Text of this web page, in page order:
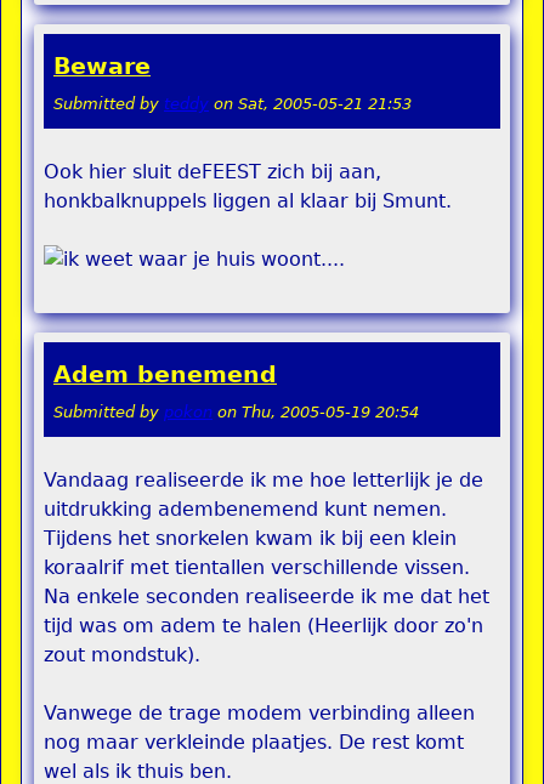
Beware
Submitted by teddy on Sat, 2005-05-21 21:53
Ook hier sluit deFEEST zich bij aan,
honkbalknuppels liggen al klaar bij Smunt.
Adem benemend
Submitted by pokon on Thu, 2005-05-19 20:54
Vandaag realiseerde ik me hoe letterlijk je de
uitdrukking adembenemend kunt nemen.
Tijdens het snorkelen kwam ik bij een klein
koraalrif met tientallen verschillende vissen.
Na enkele seconden realiseerde ik me dat het
tijd was om adem te halen (Heerlijk door zo'n
zout mondstuk).
Vanwege de trage modem verbinding alleen
nog maar verkleinde plaatjes. De rest komt
wel als ik thuis ben.